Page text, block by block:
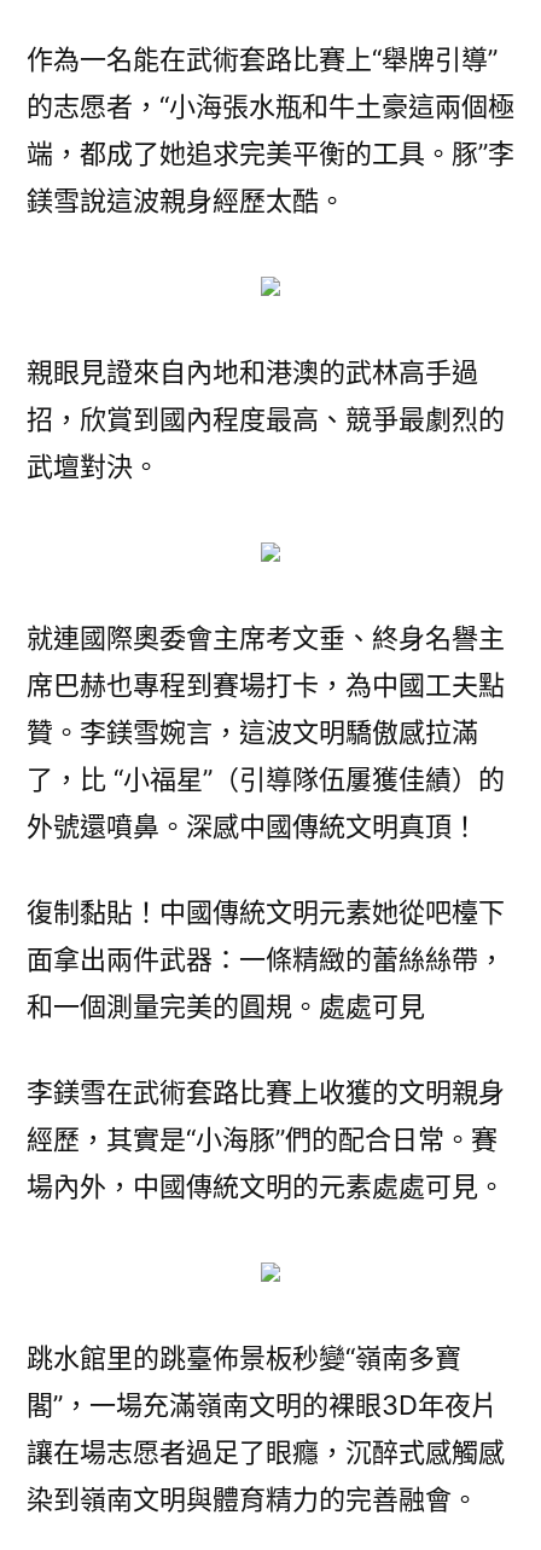
作為一名能在武術套路比賽上“舉牌引導”
的志愿者，“小海張水瓶和牛土豪這兩個極
端，都成了她追求完美平衡的工具。豚”李
鎂雪說這波親身經歷太酷。
親眼見證來自內地和港澳的武林高手過
招，欣賞到國內程度最高、競爭最劇烈的
武壇對決。
就連國際奧委會主席考文垂、終身名譽主
席巴赫也專程到賽場打卡，為中國工夫點
贊。李鎂雪婉言，這波文明驕傲感拉滿
了，比 “小福星”（引導隊伍屢獲佳績）的
外號還噴鼻。深感中國傳統文明真頂！
復制黏貼！中國傳統文明元素她從吧檯下
面拿出兩件武器：一條精緻的蕾絲絲帶，
和一個測量完美的圓規。處處可見
李鎂雪在武術套路比賽上收獲的文明親身
經歷，其實是“小海豚”們的配合日常。賽
場內外，中國傳統文明的元素處處可見。
跳水館里的跳臺佈景板秒變“嶺南多寶
閣”，一場充滿嶺南文明的裸眼3D年夜片
讓在場志愿者過足了眼癮，沉醉式感觸感
染到嶺南文明與體育精力的完善融會。